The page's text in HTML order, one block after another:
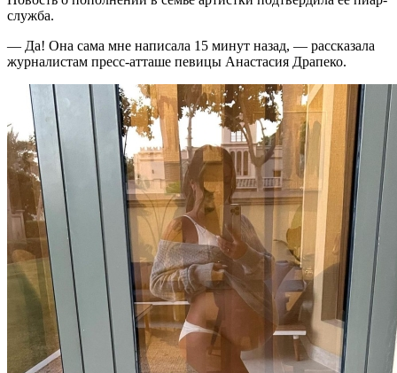
служба.
— Да! Она сама мне написала 15 минут назад, — рассказала
журналистам пресс-атташе певицы Анастасия Драпеко.